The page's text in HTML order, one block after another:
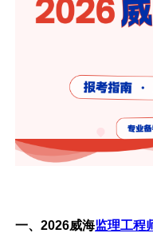
一、2026威海监理工程